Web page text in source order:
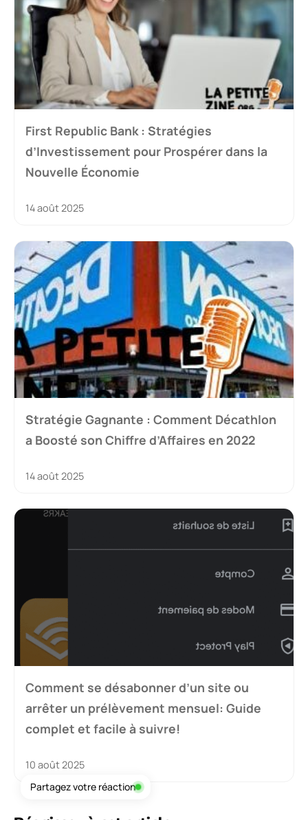
First Republic Bank : Stratégies
d’Investissement pour Prospérer dans la
Nouvelle Économie
14 août 2025
Stratégie Gagnante : Comment Décathlon
a Boosté son Chiffre d’Affaires en 2022
14 août 2025
Comment se désabonner d’un site ou
arrêter un prélèvement mensuel: Guide
complet et facile à suivre!
10 août 2025
Partagez votre réaction